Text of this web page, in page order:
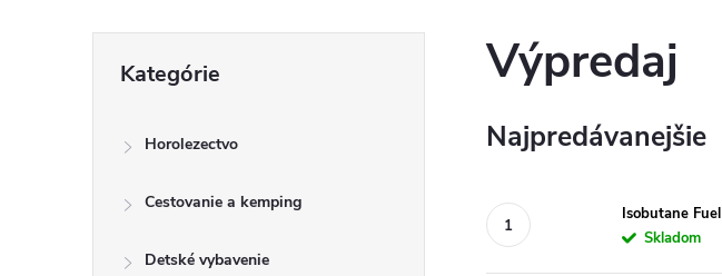
kategórie
Kategórie
Horolezectvo
Cestovanie a kemping
Detské vybavenie
Výpredaj
Najpredávanejšie
Isobutane Fuel
Skladom